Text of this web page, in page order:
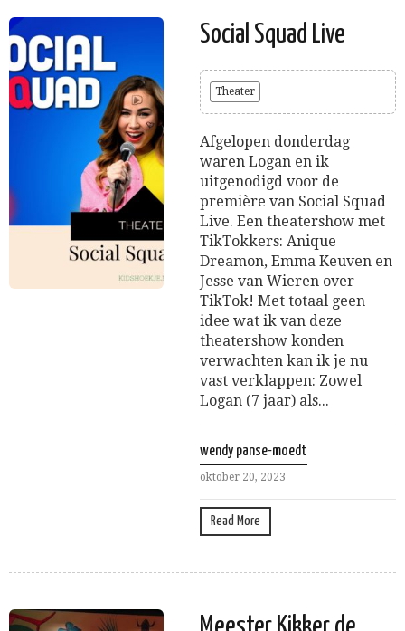
Social Squad Live
Theater
Afgelopen donderdag
waren Logan en ik
uitgenodigd voor de
première van Social Squad
Live. Een theatershow met
TikTokkers: Anique
Dreamon, Emma Keuven en
Jesse van Wieren over
TikTok! Met totaal geen
idee wat ik van deze
theatershow konden
verwachten kan ik je nu
vast verklappen: Zowel
Logan (7 jaar) als...
wendy panse-moedt
oktober 20, 2023
Read More